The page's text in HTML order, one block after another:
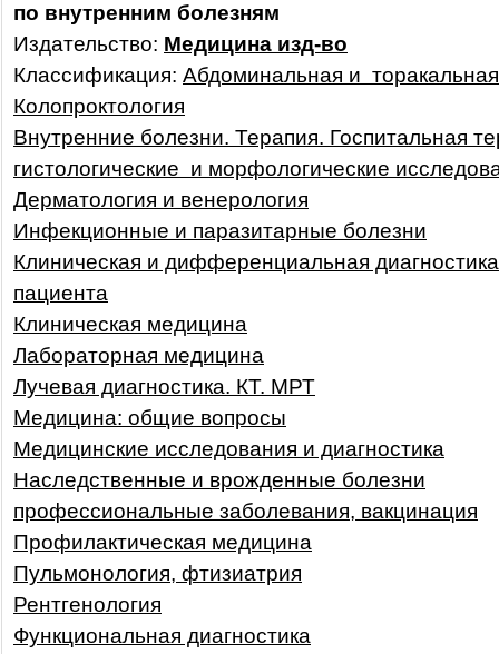
по внутренним болезням
Издательство: Медицина изд-во
Классификация: Абдоминальная и
Колопроктология
Внутренние болезни. Терапия. Госпитальная
гистологические и морфологические
Дерматология и венерология
Инфекционные и паразитарные болезни
Клиническая и дифференциальная
пациента
Клиническая медицина
Лабораторная медицина
Лучевая диагностика. КТ. МРТ
Медицина: общие вопросы
Медицинские исследования и диагностика
Наследственные и врожденные болезни
профессиональные заболевания, вакцинация
Профилактическая медицина
Пульмонология, фтизиатрия
Рентгенология
Функциональная диагностика